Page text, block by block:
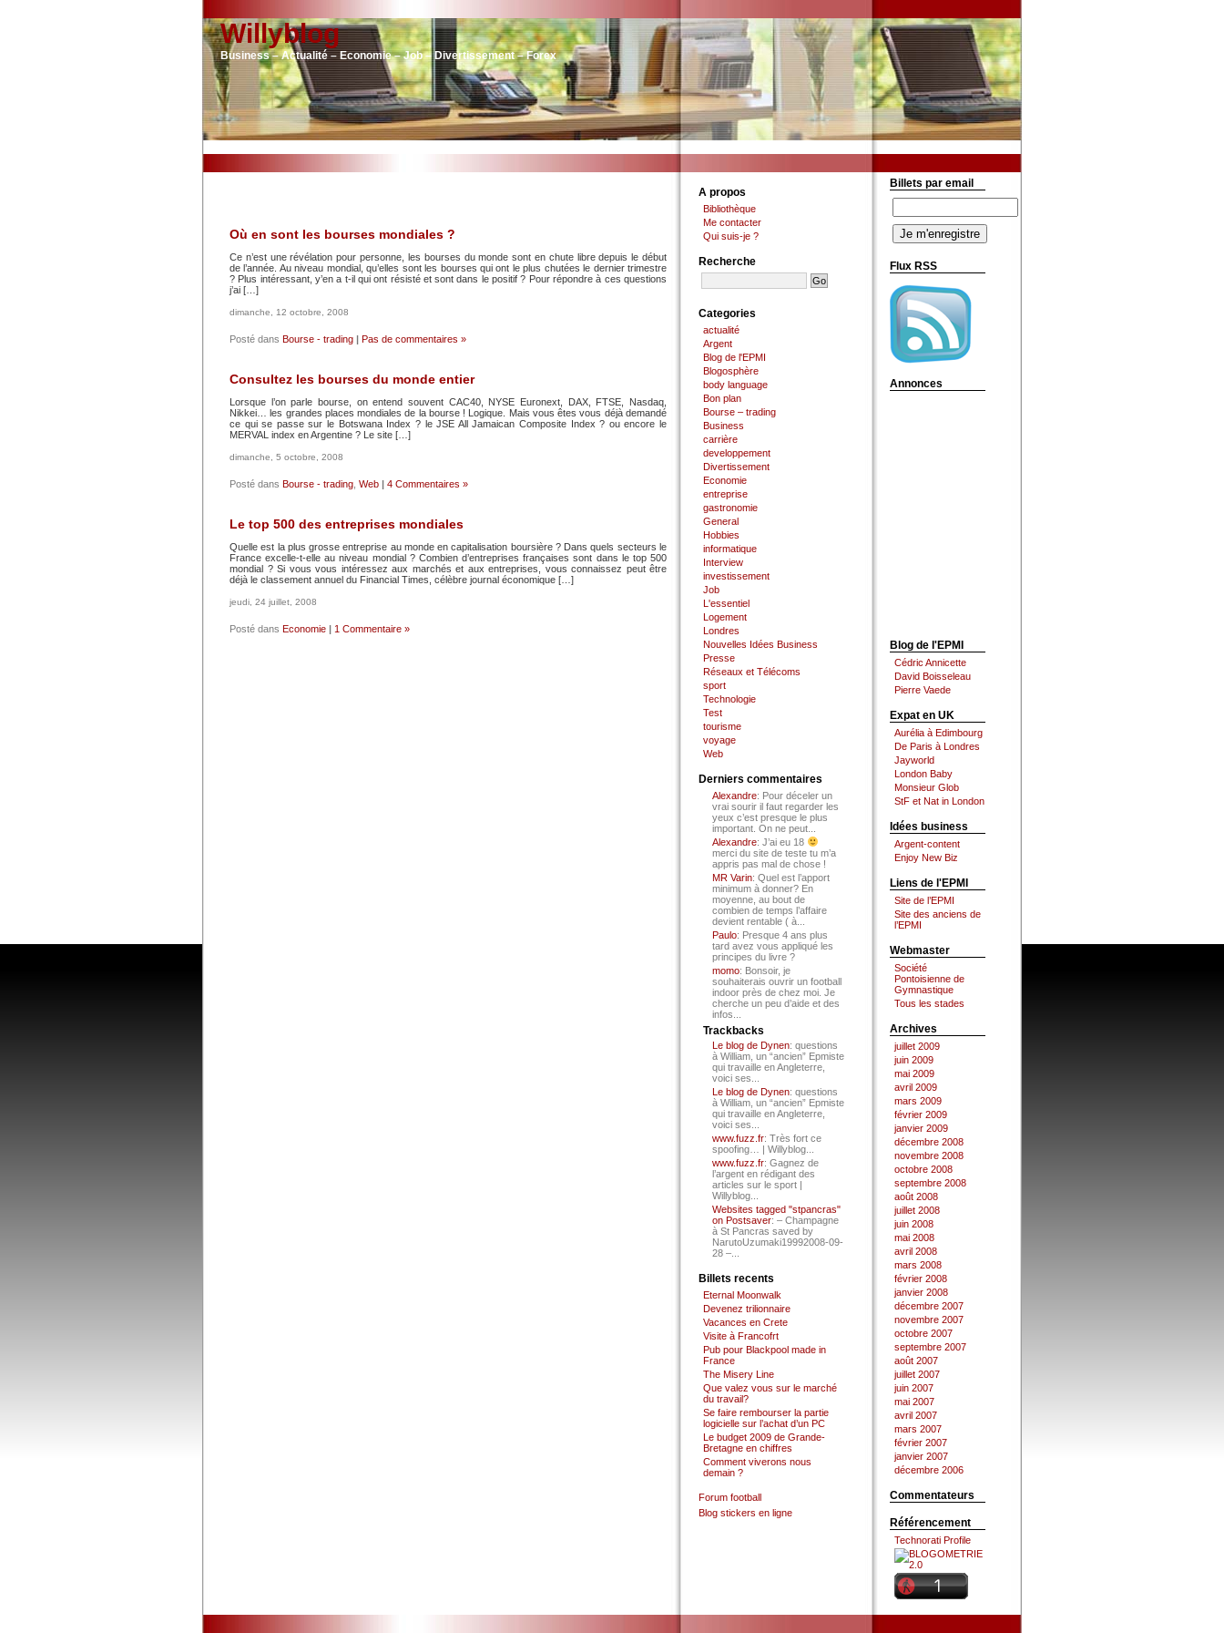
Willyblog
Business – Actualité – Economie – Job – Divertissement – Forex
Où en sont les bourses mondiales ?
Ce n’est une révélation pour personne, les bourses du monde sont en chute libre depuis le début
de l’année. Au niveau mondial, qu’elles sont les bourses qui ont le plus chutées le dernier trimestre
? Plus intéressant, y’en a t-il qui ont résisté et sont dans le positif ? Pour répondre à ces questions
j’ai […]
dimanche, 12 octobre, 2008
Posté dans Bourse - trading | Pas de commentaires »
Consultez les bourses du monde entier
Lorsque l’on parle bourse, on entend souvent CAC40, NYSE Euronext, DAX, FTSE, Nasdaq,
Nikkei… les grandes places mondiales de la bourse ! Logique. Mais vous êtes vous déjà demandé
ce qui se passe sur le Botswana Index ? le JSE All Jamaican Composite Index ? ou encore le
MERVAL index en Argentine ? Le site […]
dimanche, 5 octobre, 2008
Posté dans Bourse - trading Web | 4 Commentaires »
Le top 500 des entreprises mondiales
Quelle est la plus grosse entreprise au monde en capitalisation boursière ? Dans quels secteurs le
France excelle-t-elle au niveau mondial ? Combien d’entreprises françaises sont dans le top 500
mondial ? Si vous vous intéressez aux marchés et aux entreprises, vous connaissez peut être
déjà le classement annuel du Financial Times, célèbre journal économique […]
jeudi, 24 juillet, 2008
Posté dans Economie | 1 Commentaire »
A propos
Bibliothèque
Me contacter
Qui suis-je ?
Recherche
Categories
actualité
Argent
Blog de l'EPMI
Blogosphère
body language
Bon plan
Bourse – trading
Business
carrière
developpement
Divertissement
Economie
entreprise
gastronomie
General
Hobbies
informatique
Interview
investissement
Job
L'essentiel
Logement
Londres
Nouvelles Idées Business
Presse
Réseaux et Télécoms
sport
Technologie
Test
tourisme
voyage
Web
Derniers commentaires
Alexandre: Pour déceler un
vrai sourir il faut regarder les
yeux c’est presque le plus
important. On ne peut...
Alexandre: J’ai eu 18
merci du site de teste tu m’a
appris pas mal de chose !
MR Varin: Quel est l’apport
minimum à donner? En
moyenne, au bout de
combien de temps l’affaire
devient rentable ( à...
Paulo: Presque 4 ans plus
tard avez vous appliqué les
principes du livre ?
momo: Bonsoir, je
souhaiterais ouvrir un football
indoor près de chez moi. Je
cherche un peu d’aide et des
infos...
Trackbacks
Le blog de Dynen: questions
à William, un “ancien” Epmiste
qui travaille en Angleterre,
voici ses...
Le blog de Dynen: questions
à William, un “ancien” Epmiste
qui travaille en Angleterre,
voici ses...
www.fuzz.fr: Très fort ce
spoofing… | Willyblog...
www.fuzz.fr: Gagnez de
l’argent en rédigant des
articles sur le sport |
Willyblog...
Websites tagged "stpancras"
on Postsaver: – Champagne
à St Pancras saved by
NarutoUzumaki19992008-09-
28 –...
Billets recents
Eternal Moonwalk
Devenez trilionnaire
Vacances en Crete
Visite à Francofrt
Pub pour Blackpool made in
France
The Misery Line
Que valez vous sur le marché
du travail?
Se faire rembourser la partie
logicielle sur l’achat d’un PC
Le budget 2009 de Grande-
Bretagne en chiffres
Comment viverons nous
demain ?
Forum football
Blog stickers en ligne
Billets par email
Flux RSS
Annonces
Blog de l'EPMI
Cédric Annicette
David Boisseleau
Pierre Vaede
Expat en UK
Aurélia à Edimbourg
De Paris à Londres
Jayworld
London Baby
Monsieur Glob
StF et Nat in London
Idées business
Argent-content
Enjoy New Biz
Liens de l'EPMI
Site de l’EPMI
Site des anciens de
l’EPMI
Webmaster
Société
Pontoisienne de
Gymnastique
Tous les stades
Archives
juillet 2009
juin 2009
mai 2009
avril 2009
mars 2009
février 2009
janvier 2009
décembre 2008
novembre 2008
octobre 2008
septembre 2008
août 2008
juillet 2008
juin 2008
mai 2008
avril 2008
mars 2008
février 2008
janvier 2008
décembre 2007
novembre 2007
octobre 2007
septembre 2007
août 2007
juillet 2007
juin 2007
mai 2007
avril 2007
mars 2007
février 2007
janvier 2007
décembre 2006
Commentateurs
Référencement
Technorati Profile